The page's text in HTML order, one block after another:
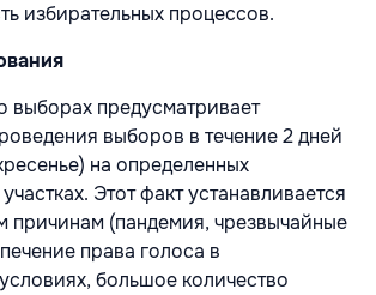
избирательных процессов.
выборах предусматривает
выборов в течение 2 дней
на определенных
Этот факт устанавливается
причинам (пандемия, чрезвычайные
права голоса в
большое количество